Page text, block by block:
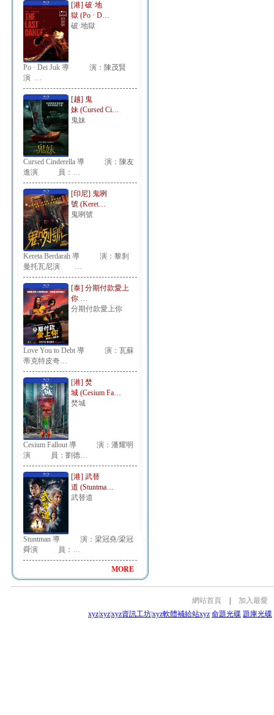
[港] 破·地
獄 (Po · D…
破·地獄
Po · Dei Juk 導 演：陳茂賢
演 …
[越] 鬼
妹 (Cursed Ci…
鬼妹
Cursed Cinderella 導 演：陳友
進演 員：…
[印尼] 鬼咧
號 (Keret…
鬼咧號
Kereta Berdarah 導 演：黎刹
曼托瓦尼演 …
[泰] 分期付款愛上
你 …
分期付款愛上你
Love You to Debt 導 演：瓦蘇
蒂克特皮奇…
[港] 焚
城 (Cesium Fa…
焚城
Cesium Fallout 導 演：潘耀明
演 員：劉德…
[港] 武替
道 (Stuntma…
武替道
Stuntman 導 演：梁冠堯/梁冠
舜演 員：…
MORE
網站首頁
加入最愛
xyzxyzxyz資訊工坊xyz軟體補給站xyz 命題光碟 題庫光碟